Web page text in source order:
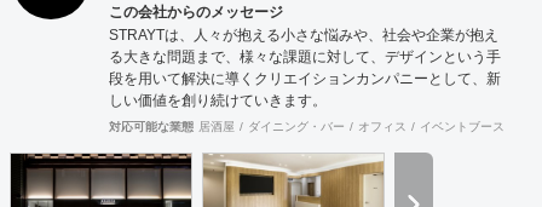
この会社からのメッセージ
STRAYTは、人々が抱える小さな悩みや、社会や企業が抱え
る大きな問題まで、様々な課題に対して、デザインという手
段を用いて解決に導くクリエイションカンパニーとして、新
しい価値を創り続けていきます。
対応可能な業態 居酒屋 ダイニング・バー オフィス イベントブース・シ